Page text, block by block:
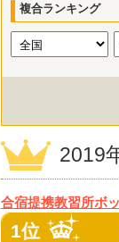
複合ランキング
2019
合宿提携教習所ボ
1位